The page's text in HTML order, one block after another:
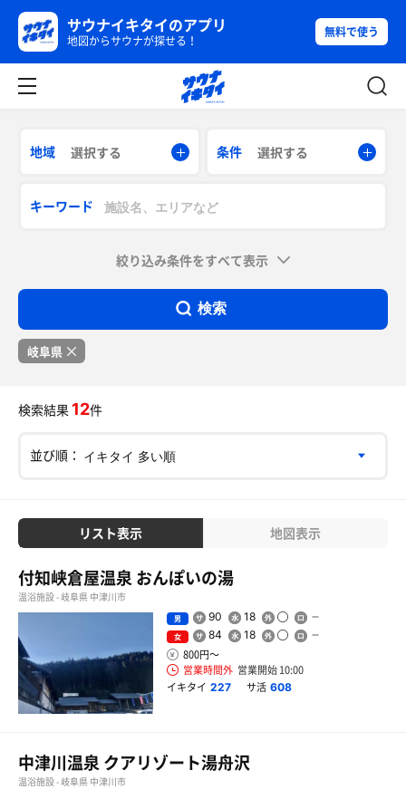
サウナイキタイのアプリ
地図からサウナが探せる！
無料で使う
地域 選択する 条件 選択する
キーワード
絞り込み条件をすべて表示
検索
岐阜県
検索結果 12件
並び順：
リスト表示 地図表示
付知峡倉屋温泉 おんぽいの湯
温浴施設 - 岐阜県 中津川市
男 90 18
女 84 18
800円〜
営業時間外 営業開始 10:00
イキタイ 227 サ活 608
中津川温泉 クアリゾート湯舟沢
温浴施設 - 岐阜県 中津川市